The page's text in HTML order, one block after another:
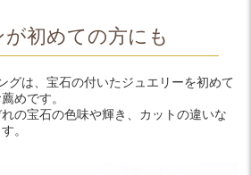
初めての方にも
グは、宝石の付いたジュエリーを初めて
めです。
の宝石の色味や輝き、カットの違いな
。